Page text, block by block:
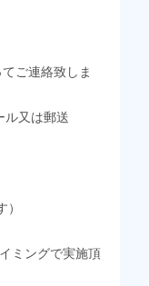
ご連絡致しま
ル又は郵送
ミングで実施頂